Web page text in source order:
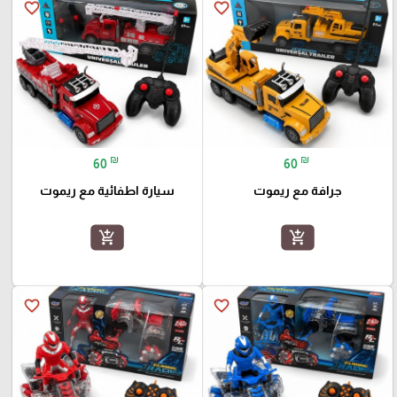
favorite_border
60 ₪
جرافة مع ريموت
add_shopping_cart
favorite_border
60 ₪
سيارة اطفائية مع ريموت
add_shopping_cart
favorite_border
favorite_border